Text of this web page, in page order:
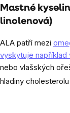
Mastné
linolenová)
ALA patří mezi
vyskytuje například
nebo vlašských
hladiny